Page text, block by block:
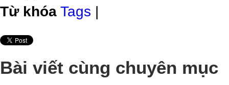
Từ khóa Tags |
Bài viết cùng chuyên mục